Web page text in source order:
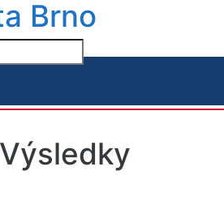
Brno
Výsledky